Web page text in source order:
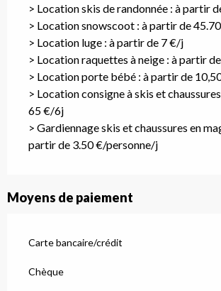
> Location skis de randonnée : à partir
> Location snowscoot : à partir de
> Location luge : à partir de 7 €/j
> Location raquettes à neige : à partir
> Location porte bébé : à partir de
> Location consigne à skis et
65 €/6j
> Gardiennage skis et chaussures en
partir de 3.50 €/personne/j
Moyens de paiement
Carte bancaire/crédit
Chèque